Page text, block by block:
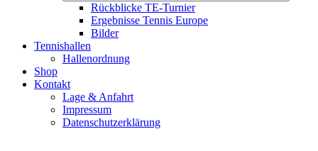
Rückblicke TE-Turnier
Ergebnisse Tennis Europe
Bilder
Tennishallen
Hallenordnung
Shop
Kontakt
Lage & Anfahrt
Impressum
Datenschutzerklärung